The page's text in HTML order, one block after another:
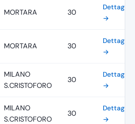
MORTARA 30
Dettagli
→
MORTARA 30
Dettagli
→
MILANO
S.CRISTOFORO
30
Dettagli
→
MILANO
S.CRISTOFORO
30
Dettagli
→